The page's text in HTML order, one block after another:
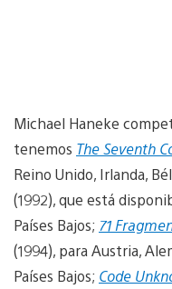
Michael Haneke
tenemos The Seventh
Reino Unido, Irlanda,
(1992), que está
Países Bajos; 71
(1994), para Austria,
Países Bajos; Code